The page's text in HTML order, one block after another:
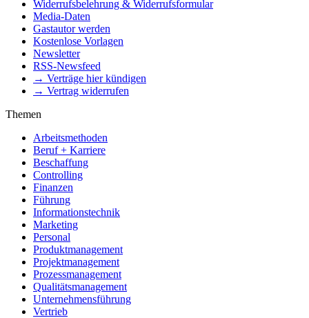
Widerrufsbelehrung & Widerrufsformular
Media-Daten
Gastautor werden
Kostenlose Vorlagen
Newsletter
RSS-Newsfeed
→ Verträge hier kündigen
→ Vertrag widerrufen
Themen
Arbeitsmethoden
Beruf + Karriere
Beschaffung
Controlling
Finanzen
Führung
Informationstechnik
Marketing
Personal
Produktmanagement
Projektmanagement
Prozessmanagement
Qualitätsmanagement
Unternehmensführung
Vertrieb